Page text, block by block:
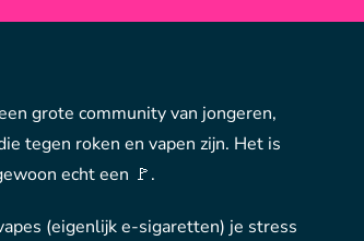
grote community van jongeren,
tegen roken en vapen zijn. Het is
echt een 🚩.
(eigenlijk e-sigaretten) je stress